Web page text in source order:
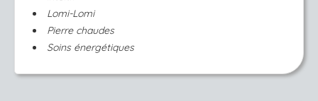
Lomi-Lomi
Pierre chaudes
Soins énergétiques